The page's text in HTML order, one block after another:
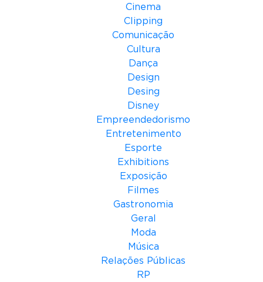
Cinema
Clipping
Comunicação
Cultura
Dança
Design
Desing
Disney
Empreendedorismo
Entretenimento
Esporte
Exhibitions
Exposição
Filmes
Gastronomia
Geral
Moda
Música
Relações Públicas
RP